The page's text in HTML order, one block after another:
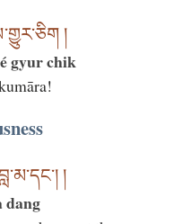
།
gyur chik
།
dang